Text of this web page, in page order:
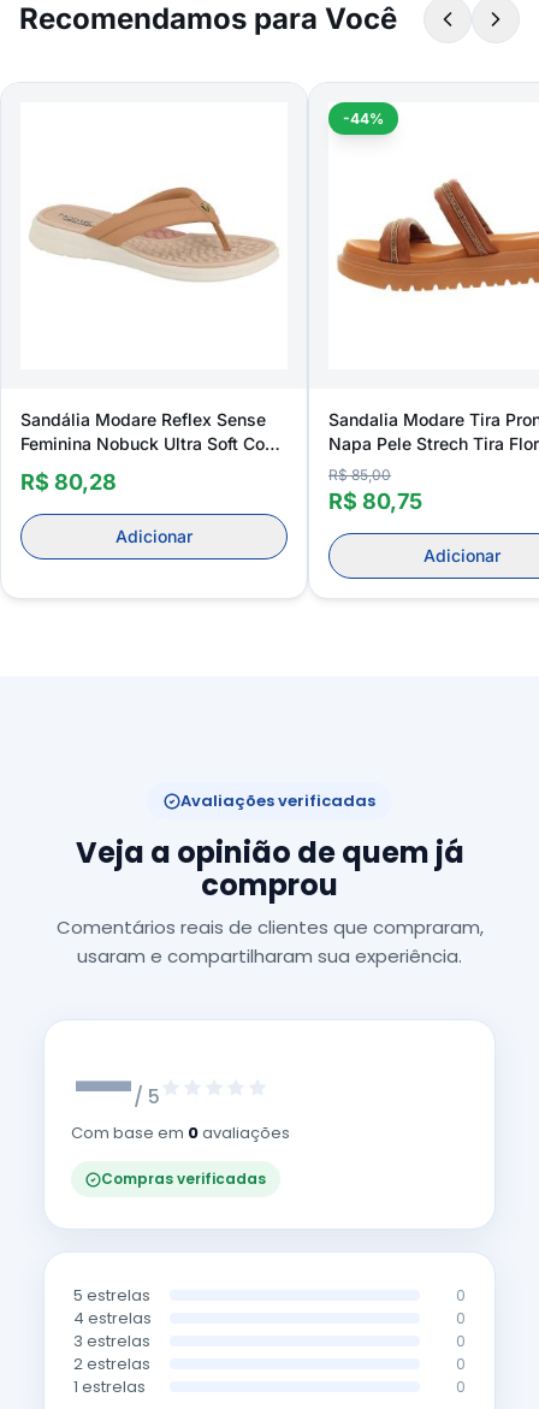
Recomendamos para Você
Sandália Modare Reflex Sense
Feminina Nobuck Ultra Soft Com
Tira Pronta
R$ 80,28
Adicionar
-44%
Sandalia Modare Tira
Napa Pele Strech Tira
Feminino
R$ 85,00
R$ 80,75
Adicionar
Avaliações verificadas
Veja a opinião de quem já
comprou
Comentários reais de clientes que compraram,
usaram e compartilharam sua experiência.
—/ 5
Com base em 0avaliações
Compras verificadas
5 estrelas 0
4 estrelas 0
3 estrelas 0
2 estrelas 0
1 estrelas 0